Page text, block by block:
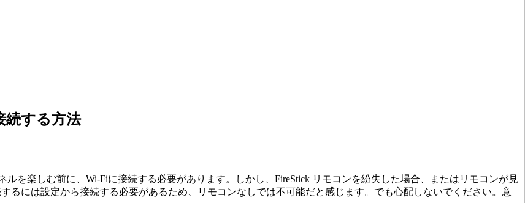
続する方法
ルを楽しむ前に、Wi-Fiに接続する必要があります。しかし、FireStick リモコンを紛失した場合、またはリモコンが見
るには設定から​​接続する必要があるため、リモコンなしでは不可能だと感じます。でも心配しないでください。意